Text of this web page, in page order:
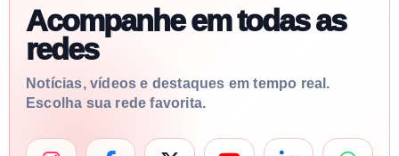
Acompanhe em todas as
redes
Notícias, vídeos e destaques em tempo real.
Escolha sua rede favorita.